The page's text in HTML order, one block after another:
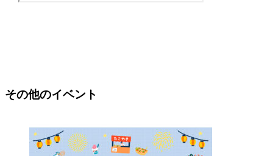
その他のイベント